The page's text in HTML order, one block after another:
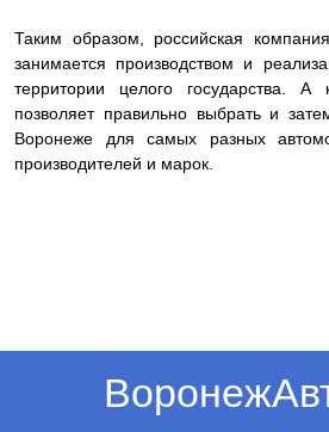
Таким образом, российская
занимается производством и
территории целого государства. А
позволяет правильно выбрать и
Воронеже для самых разных
производителей и марок.